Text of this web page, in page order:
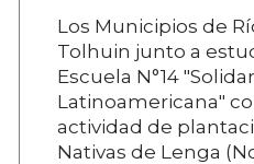
Los Municipios de
Tolhuin junto a
Escuela N°14
Latinoamericana"
actividad de
Nativas de Lenga